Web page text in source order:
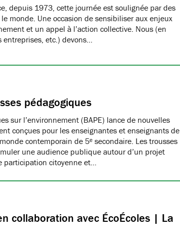
depuis 1973, cette journée est soulignée par des
monde. Une occasion de sensibiliser aux enjeux
et un appel à l’action collective. Nous (en
entreprises, etc.) devons…
pédagogiques
sur l’environnement (BAPE) lance de nouvelles
conçues pour les enseignantes et enseignants de
contemporain de 5ᵉ secondaire. Les trousses
une audience publique autour d’un projet
participation citoyenne et…
collaboration avec ÉcoÉcoles | La